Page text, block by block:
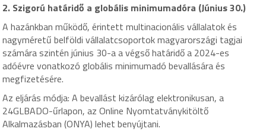
2. Szigorú határidő a globális minimumadóra (Június 30.)
A hazánkban működő, érintett multinacionális vállalatok és
nagyméretű belföldi vállalatcsoportok magyarországi tagjai
számára szintén június 30-a a végső határidő a 2024-es
adóévre vonatkozó globális minimumadó bevallására és
megfizetésére.
Az eljárás módja: A bevallást kizárólag elektronikusan, a
24GLBADO-űrlapon, az Online Nyomtatványkitöltő
Alkalmazásban (ONYA) lehet benyújtani.